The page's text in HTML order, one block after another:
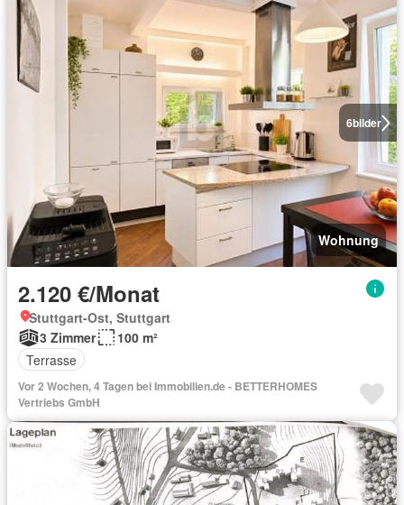
6bilder
Wohnung
2.120 €/Monat
Stuttgart-Ost, Stuttgart
3 Zimmer
100 m²
Terrasse
Vor 2 Wochen, 4 Tagen bei Immobilien.de - BETTERHOMES
Vertriebs GmbH